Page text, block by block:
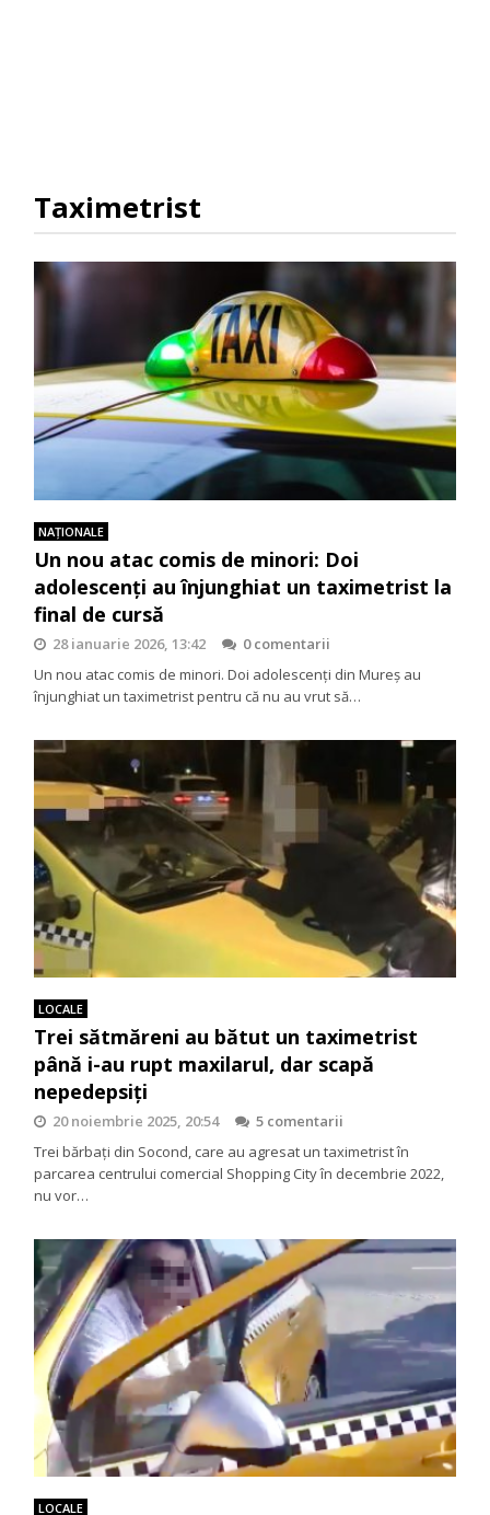
Taximetrist
NAŢIONALE
Un nou atac comis de minori: Doi
adolescenți au înjunghiat un taximetrist la
final de cursă
28 ianuarie 2026, 13:42
0 comentarii
Un nou atac comis de minori. Doi adolescenți din Mureș au
înjunghiat un taximetrist pentru că nu au vrut să…
LOCALE
Trei sătmăreni au bătut un taximetrist
până i-au rupt maxilarul, dar scapă
nepedepsiți
20 noiembrie 2025, 20:54
5 comentarii
Trei bărbați din Socond, care au agresat un taximetrist în
parcarea centrului comercial Shopping City în decembrie 2022,
nu vor…
LOCALE